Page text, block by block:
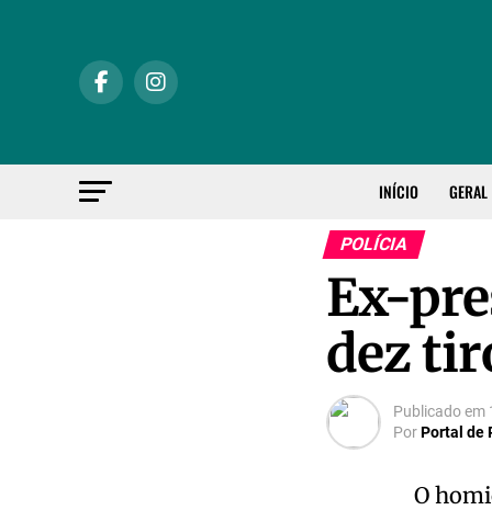
INÍCIO GERAL
POLÍCIA
Ex-
dez
Publicado em
PorPortal de
O